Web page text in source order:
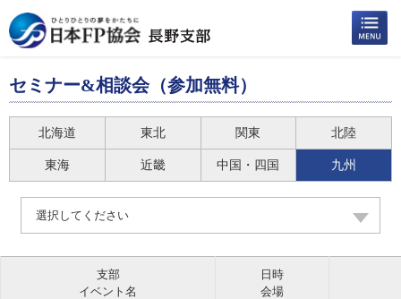
セミナー&相談会（参加無料）
北海道 東北 関東 北陸
東海 近畿 中国・四国 九州
選択してください
支部
イベント名
日時
会場